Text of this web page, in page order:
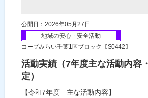
公開日：2026年05月27日
地域の安心・安全活動
コープみらい千葉1区ブロック【S0442】
活動実績（7年度主な活動内容
定）
【令和7年度 主な活動内容】